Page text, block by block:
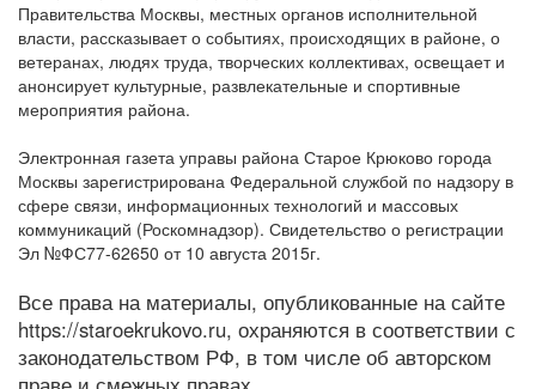
Правительства Москвы, местных органов исполнительной
власти, рассказывает о событиях, происходящих в районе, о
ветеранах, людях труда, творческих коллективах, освещает и
анонсирует культурные, развлекательные и спортивные
мероприятия района.
Электронная газета управы района Старое Крюково города
Москвы зарегистрирована Федеральной службой по надзору в
сфере связи, информационных технологий и массовых
коммуникаций (Роскомнадзор). Свидетельство о регистрации
Эл №ФС77-62650 от 10 августа 2015г.
Все права на материалы, опубликованные на сайте
https://staroekrukovo.ru, охраняются в соответствии с
законодательством РФ, в том числе об авторском